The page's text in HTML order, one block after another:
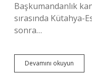
Başkumandanlık
sırasında
sonra…
Devamını okuyun